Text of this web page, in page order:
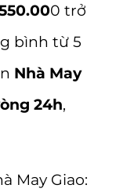
0 trở
bình từ 5
Nhà May
24h,
May Giao: